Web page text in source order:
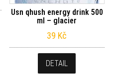
Usn qhush energy drink 500
ml – glacier
39 Kč
DETAIL